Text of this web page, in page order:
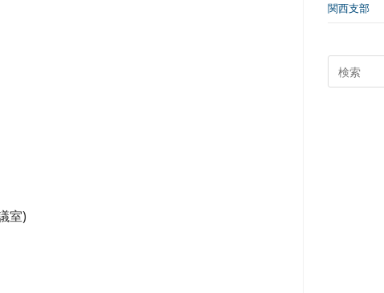
室)
関西支部